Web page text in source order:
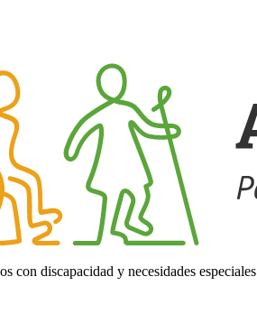
con discapacidad y necesidades especiales